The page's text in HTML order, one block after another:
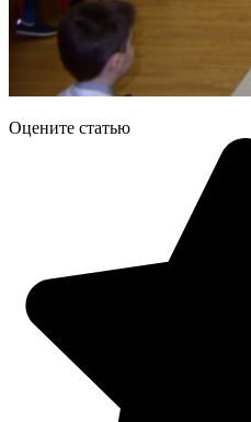
Оцените статью